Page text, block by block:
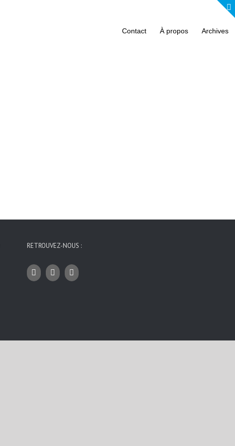
Contact À propos Archives
RETROUVEZ-NOUS :